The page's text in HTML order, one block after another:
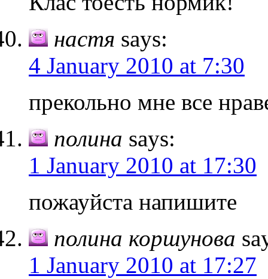
настя says:
4 January 2010 at 7:30
прекольно мне все
полина says:
1 January 2010 at 17:30
пожауйста напишите
полина коршунова
1 January 2010 at 17:27